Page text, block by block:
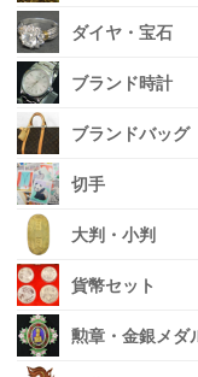
ダイヤ・宝石
ブランド時計
ブランドバッグ
切手
大判・小判
貨幣セット
勲章・金銀メダ